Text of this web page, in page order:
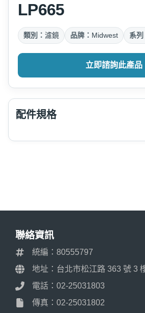
LP665
類別： 濾鏡 品牌： Midwest 系列
立即諮詢此產品
配件規格
聯絡資訊
統編：80555797
地址：台北市松江路 363 號 3
電話：02-25031803
傳真：02-25031802